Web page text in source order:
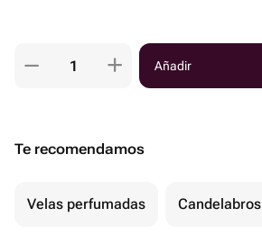
Añadir
Te recomendamos
Velas perfumadas Candelabros